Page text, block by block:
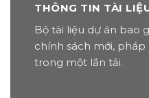
THÔNG TIN TÀI
Bộ tài liệu dự án bao
chính sách mới, pháp
trong một lần tải.